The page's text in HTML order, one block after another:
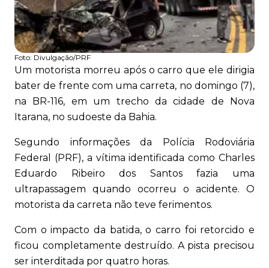
Foto: Divulgação/PRF
Um motorista morreu após o carro que ele dirigia
bater de frente com uma carreta, no domingo (7),
na BR-116, em um trecho da cidade de Nova
Itarana, no sudoeste da Bahia.
Segundo informações da Polícia Rodoviária
Federal (PRF), a vítima identificada como Charles
Eduardo Ribeiro dos Santos fazia uma
ultrapassagem quando ocorreu o acidente. O
motorista da carreta não teve ferimentos.
Com o impacto da batida, o carro foi retorcido e
ficou completamente destruído. A pista precisou
ser interditada por quatro horas.